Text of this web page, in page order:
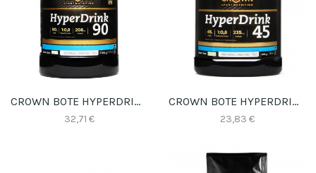
CROWN BOTE HYPERDRINK 90 1490gr.
32,71 €
CROWN BOTE HYPERDRINK 45 846Gr.
23,83 €